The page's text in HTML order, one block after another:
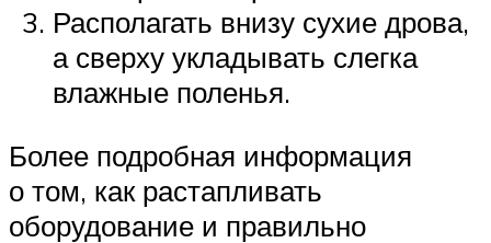
Располагать внизу сухие дрова,
а сверху укладывать слегка
влажные поленья.
Более подробная информация
о том, как растапливать
оборудование и правильно